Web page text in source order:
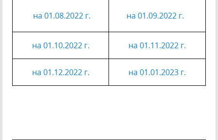
на 01.08.2022 г. на 01.09.2022 г.
на 01.10.2022 г. на 01.11.2022 г.
на 01.12.2022 г. на 01.01.2023 г.